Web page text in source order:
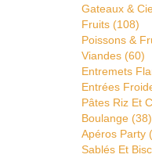
Gateaux &
Fruits (108)
Poissons &
Viandes (60)
Entremets
Entrées
Pâtes Riz Et
Boulange (38)
Apéros Party
Sablés Et